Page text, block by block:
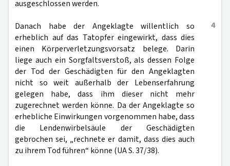
ausgeschlossen werden.
4
Danach habe der Angeklagte willentlich so
erheblich auf das Tatopfer eingewirkt, dass dies
einen Körperverletzungsvorsatz belege. Darin
liege auch ein Sorgfaltsverstoß, als dessen Folge
der Tod der Geschädigten für den Angeklagten
nicht so weit außerhalb der Lebenserfahrung
gelegen habe, dass ihm dieser nicht mehr
zugerechnet werden könne. Da der Angeklagte so
erhebliche Einwirkungen vorgenommen habe, dass
die Lendenwirbelsäule der Geschädigten
gebrochen sei, „rechnete er damit, dass dies auch
zu ihrem Tod führen“ könne (UA S. 37/38).